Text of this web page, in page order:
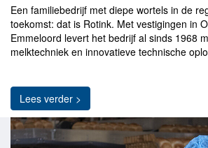
Een familiebedrijf met diepe wortels in de
toekomst: dat is Rotink. Met vestigingen in
Emmeloord levert het bedrijf al sinds 1968
melktechniek en innovatieve technische
Lees verder >